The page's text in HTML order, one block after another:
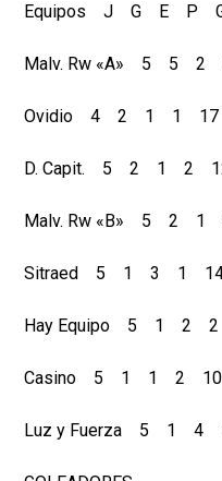
Equipos J G E P
Malv. Rw «A» 5 5
Ovidio 4 2 1 1
D. Capit. 5 2 1 2
Malv. Rw «B» 5 2
Sitraed 5 1 3 1
Hay Equipo 5 1
Casino 5 1 1 2
Luz y Fuerza 5 1